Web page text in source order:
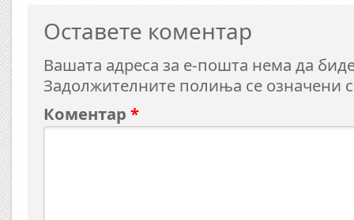
Оставете коментар
Вашата адреса за е-пошта нема да
Задолжителните полиња се означени
Коментар *